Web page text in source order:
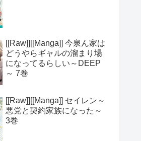
[[Raw]][[Manga]] 今泉ん家は
どうやらギャルの溜まり場
になってるらしい～DEEP
～ 7巻
[[Raw]][[Manga]] セイレン～
悪党と契約家族になった～
3巻